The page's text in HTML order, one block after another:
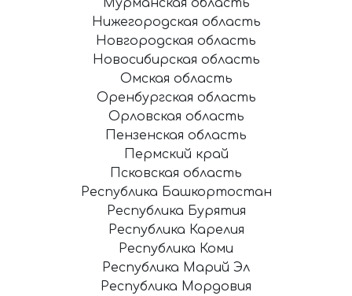
Мурманская область
Нижегородская область
Новгородская область
Новосибирская область
Омская область
Оренбургская область
Орловская область
Пензенская область
Пермский край
Псковская область
Республика Башкортостан
Республика Бурятия
Республика Карелия
Республика Коми
Республика Марий Эл
Республика Мордовия